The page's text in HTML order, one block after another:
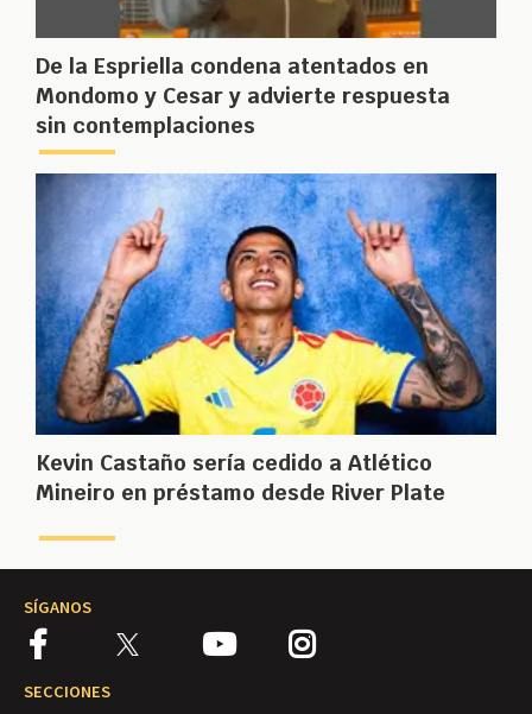
De la Espriella condena atentados en
Mondomo y Cesar y advierte respuesta
sin contemplaciones
Kevin Castaño sería cedido a Atlético
Mineiro en préstamo desde River Plate
SÍGANOS
SECCIONES